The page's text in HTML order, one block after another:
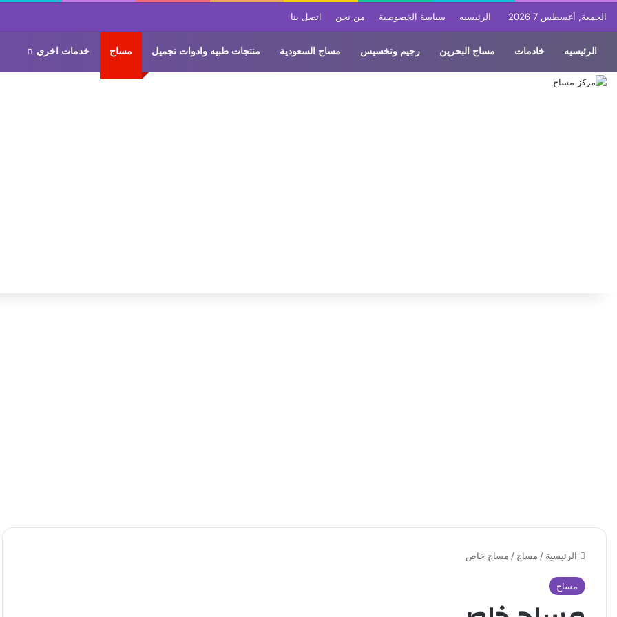
الجمعة, أغسطس 7 2026 الرئيسيه سياسة الخصوصية من نحن اتصل بنا
الرئيسيه خادمات مساج البحرين رجيم وتخسيس مساج السعودية منتجات طبيه وادوات تجميل مساج خدمات اخري
الرئيسية / مساج / مساج خاص
مساج